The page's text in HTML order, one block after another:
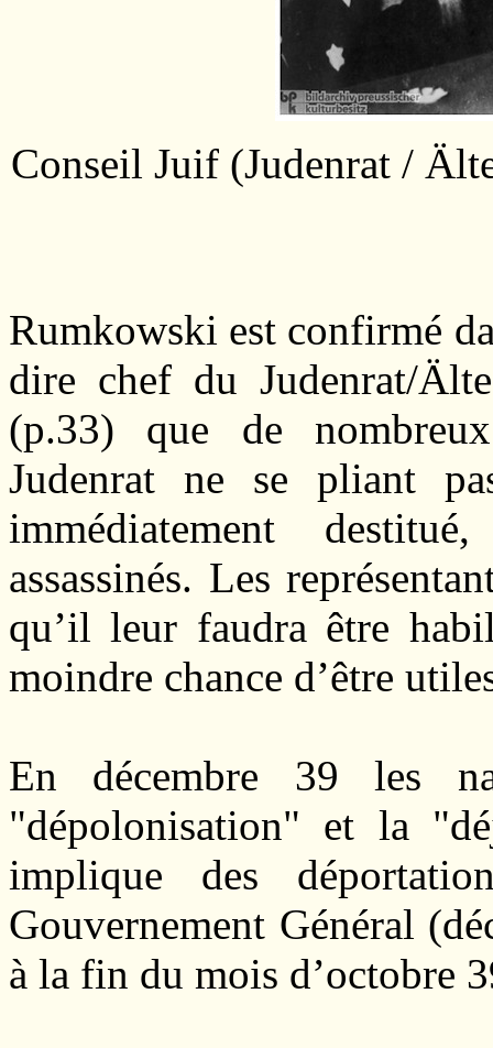
Conseil Juif (Judenrat /
Rumkowski est confirmé
dire chef du Judenrat/
(p.33) que de
Judenrat ne se pliant
immédiatement
assassinés. Les
qu’il leur faudra être
moindre chance d’être
En décembre 39 les
"dépolonisation" et la
implique des
Gouvernement Général
à la fin du mois d’octobre